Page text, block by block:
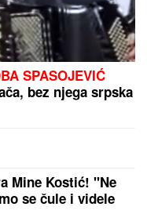
SPASOJEVIĆ
bez njega srpska
Mine Kostić! "Ne
se čule i videle